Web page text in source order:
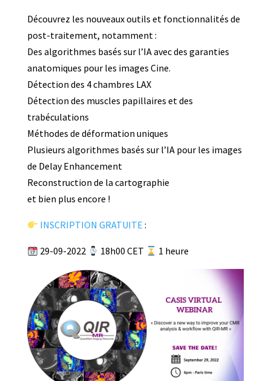
Découvrez les nouveaux outils et fonctionnalités de
post-traitement, notamment :
Des algorithmes basés sur l’IA avec des garanties
anatomiques pour les images Cine.
Détection des 4 chambres LAX
Détection des muscles papillaires et des
trabéculations
Méthodes de déformation uniques
Plusieurs algorithmes basés sur l’IA pour les images
de Delay Enhancement
Reconstruction de la cartographie
et bien plus encore !
INSCRIPTION GRATUITE :
29-09-2022 18h00 CET 1 heure